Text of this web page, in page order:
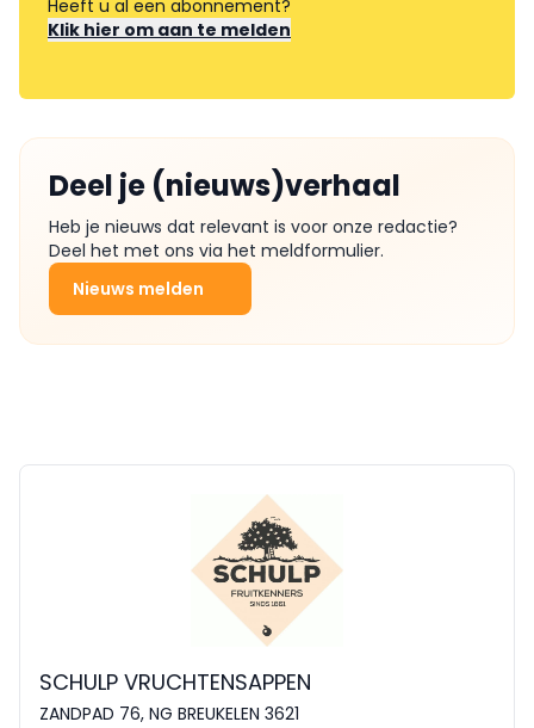
Heeft u al een abonnement?
Klik hier om aan te melden
Deel je (nieuws)verhaal
Heb je nieuws dat relevant is voor onze redactie?
Deel het met ons via het meldformulier.
Nieuws melden
SCHULP VRUCHTENSAPPEN
ZANDPAD 76, NG BREUKELEN 3621